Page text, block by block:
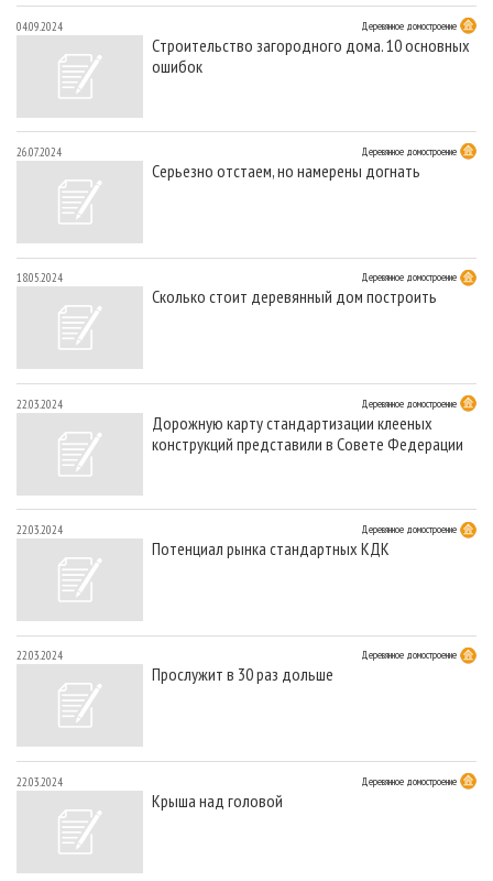
04.09.2024 Деревянное домостроение
Cтроительство загородного дома. 10 основных
ошибок
26.07.2024 Деревянное домостроение
Серьезно отстаем, но намерены догнать
18.05.2024 Деревянное домостроение
Сколько стоит деревянный дом построить
22.03.2024 Деревянное домостроение
Дорожную карту стандартизации клееных
конструкций представили в Совете Федерации
22.03.2024 Деревянное домостроение
Потенциал рынка стандартных КДК
22.03.2024 Деревянное домостроение
Прослужит в 30 раз дольше
22.03.2024 Деревянное домостроение
Крыша над головой